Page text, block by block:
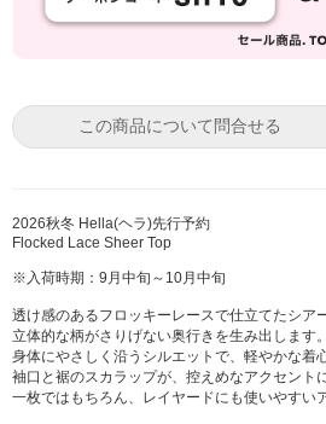
この商品について問合せる
2026秋冬 Hella(ヘラ)先行予約
Flocked Lace Sheer Top
※入荷時期：9月中旬～10月中旬
透け感のあるフロッキーレースで仕立てたシア
立体的な柄がさりげない奥行きを生み出します。
身体にやさしく沿うシルエットで、軽やかな着心
袖口と裾のスカラップが、控えめなアクセントに
一枚ではもちろん、レイヤードにも使いやすい